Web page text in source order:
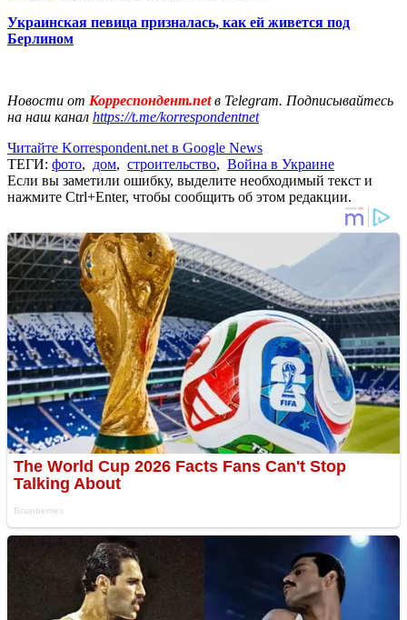
Украинская певица призналась, как ей живется под
Берлином
Новости от Корреспондент.netв Telegram. Подписывайтесь
на наш канал https://t.me/korrespondentnet
Читайте Korrespondent.net в Google News
ТЕГИ: фото, дом, строительство, Война в Украине
Если вы заметили ошибку, выделите необходимый текст и
нажмите Ctrl+Enter, чтобы сообщить об этом редакции.